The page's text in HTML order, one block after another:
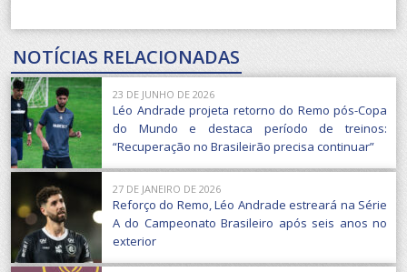
NOTÍCIAS RELACIONADAS
23 DE JUNHO DE 2026
Léo Andrade projeta retorno do Remo pós-Copa
do Mundo e destaca período de treinos:
“Recuperação no Brasileirão precisa continuar”
27 DE JANEIRO DE 2026
Reforço do Remo, Léo Andrade estreará na Série
A do Campeonato Brasileiro após seis anos no
exterior